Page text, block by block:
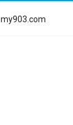
my903.com